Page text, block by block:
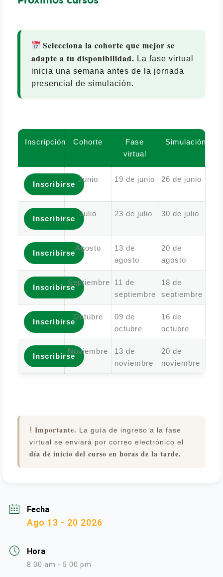
Selecciona la cohorte que mejor se
adapte a tu disponibilidad. La fase virtual
inicia una semana antes de la jornada
presencial de simulación.
Inscripción Cohorte
Fase
virtual
Simulación
Inscribirse
Junio 19 de junio 26 de junio
Inscribirse
Julio 23 de julio 30 de julio
Inscribirse
Agosto
13 de
agosto
20 de
agosto
Inscribirse
Septiembre
11 de
septiembre
18 de
septiembre
Inscribirse
Octubre
09 de
octubre
16 de
octubre
Inscribirse
Noviembre
13 de
noviembre
20 de
noviembre
! Importante. La guía de ingreso a la fase
virtual se enviará por correo electrónico el
día de inicio del curso en horas de la tarde.
Fecha
Ago 13 - 20 2026
Hora
8:00 am - 5:00 pm